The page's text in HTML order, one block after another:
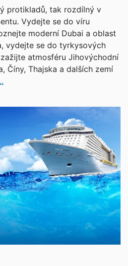
protikladů, tak rozdílný v
Vydejte se do víru
moderní Dubai a oblast
vydejte se do tyrkysových
atmosféru Jihovýchodní
Číny, Thajska a dalších zemí